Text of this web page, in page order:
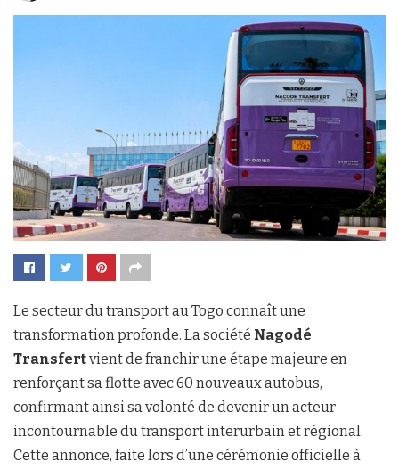
Le secteur du transport au Togo connaît une
transformation profonde. La société Nagodé
Transfertvient de franchir une étape majeure en
renforçant sa flotte avec 60 nouveaux autobus,
confirmant ainsi sa volonté de devenir un acteur
incontournable du transport interurbain et régional.
Cette annonce, faite lors d’une cérémonie officielle à